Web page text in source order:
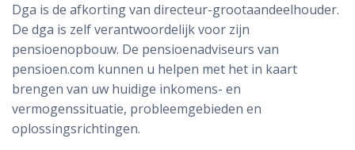
Dga is de afkorting van directeur-grootaandeelhouder.
De dga is zelf verantwoordelijk voor zijn
pensioenopbouw. De pensioenadviseurs van
pensioen.com kunnen u helpen met het in kaart
brengen van uw huidige inkomens- en
vermogenssituatie, probleemgebieden en
oplossingsrichtingen.